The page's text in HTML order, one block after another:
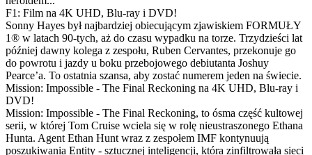
F1: Film na 4K UHD, Blu-ray i DVD!
Sonny Hayes był najbardziej obiecującym zjawiskiem FORMUŁY
1® w latach 90-tych, aż do czasu wypadku na torze. Trzydzieści lat
później dawny kolega z zespołu, Ruben Cervantes, przekonuje go
do powrotu i jazdy u boku przebojowego debiutanta Joshuy
Pearce’a. To ostatnia szansa, aby zostać numerem jeden na świecie.
Mission: Impossible - The Final Reckoning na 4K UHD, Blu-ray i
DVD!
Mission: Impossible - The Final Reckoning, to ósma część kultowej
serii, w której Tom Cruise wciela się w rolę nieustraszonego Ethana
Hunta. Agent Ethan Hunt wraz z zespołem IMF kontynuują
poszukiwania Entity - sztucznej inteligencji, która zinfiltrowała sieci